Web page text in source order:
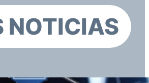
NOTICIAS